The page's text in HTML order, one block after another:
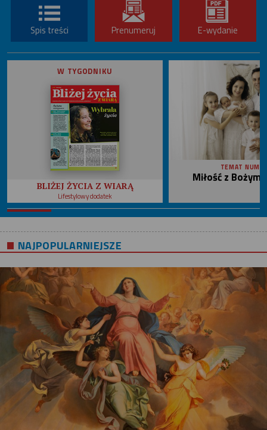
Spis treści Prenumeruj E-wydanie
W TYGODNIKU
BLIŻEJ ŻYCIA Z WIARĄ
Lifestylowy dodatek
TEMAT
Miłość z
NAJPOPULARNIEJSZE